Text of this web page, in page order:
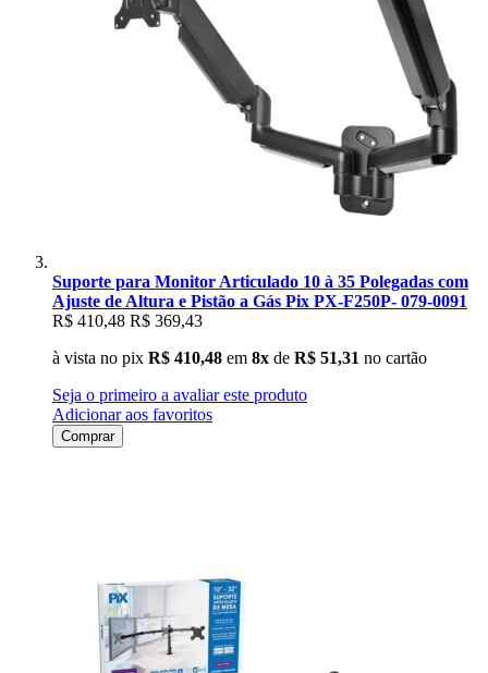
Suporte para Monitor Articulado 10 à 35 Polegadas com
Ajuste de Altura e Pistão a Gás Pix PX-F250P- 079-0091
R$ 410,48 R$ 369,43
à vista no pix R$ 410,48 em 8x de R$ 51,31 no cartão
Seja o primeiro a avaliar este produto
Adicionar aos favoritos
Comprar